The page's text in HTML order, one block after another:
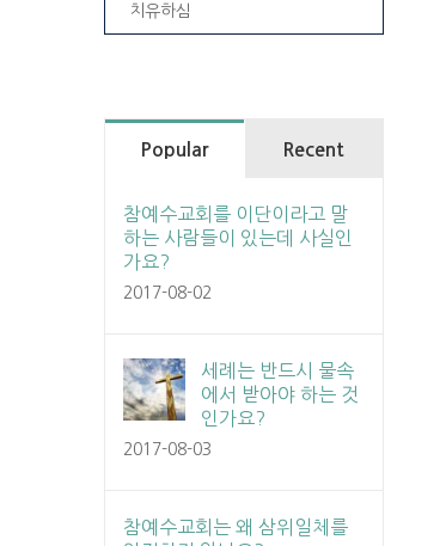
치유하심
Popular Recent
참예수교회를 이단이라고 말
하는 사람들이 있는데 사실인
가요?
2017-08-02
세례는 반드시 물속
에서 받아야 하는 것
인가요?
2017-08-03
참예수교회는 왜 삼위일체를